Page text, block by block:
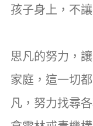
孩子身上，不
思凡的努力，
家庭，這一切
凡，努力找尋